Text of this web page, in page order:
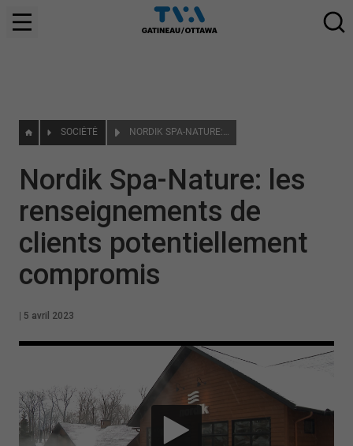
SOCIÉTÉ NORDIK SPA-NATURE: LES RENSEIGNEMENTS DE CLIENTS POTENTIELLEMENT COMPROMIS
Nordik Spa-Nature: les
renseignements de
clients potentiellement
compromis
5 avril 2023